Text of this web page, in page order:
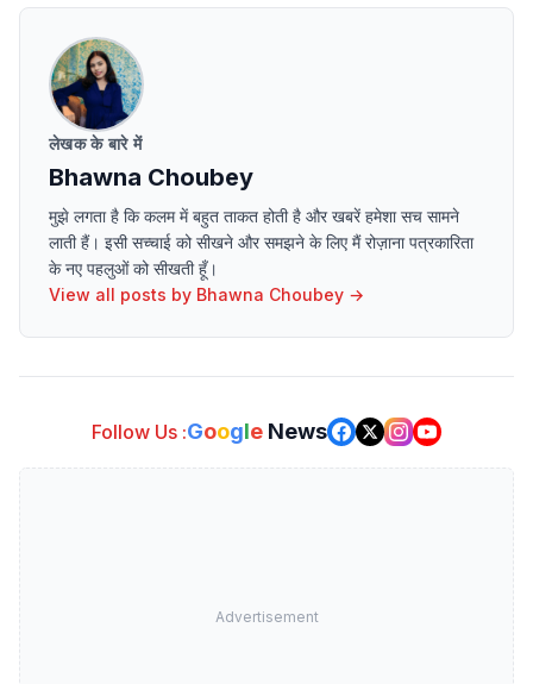
लेखक के बारे में
Bhawna Choubey
मुझे लगता है कि कलम में बहुत ताकत होती है और खबरें हमेशा सच सामने
लाती हैं। इसी सच्चाई को सीखने और समझने के लिए मैं रोज़ाना पत्रकारिता
के नए पहलुओं को सीखती हूँ।
View all posts by Bhawna Choubey →
Follow Us :Google News
Advertisement